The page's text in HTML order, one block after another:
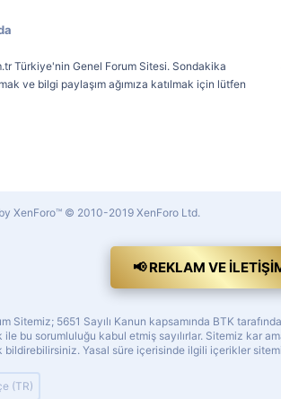
Türkiye'nin Genel Forum Sitesi. Sondakika
ve bilgi paylaşım ağımıza katılmak için lütfen
(TR)
XenForo™ © 2010-2019 XenForo Ltd.
📢 REKLAM VE
Sitemiz; 5651 Sayılı Kanun kapsamında BTK
bu sorumluluğu kabul etmiş sayılırlar. Sitemiz kar
Yasal süre içerisinde ilgili içerikler